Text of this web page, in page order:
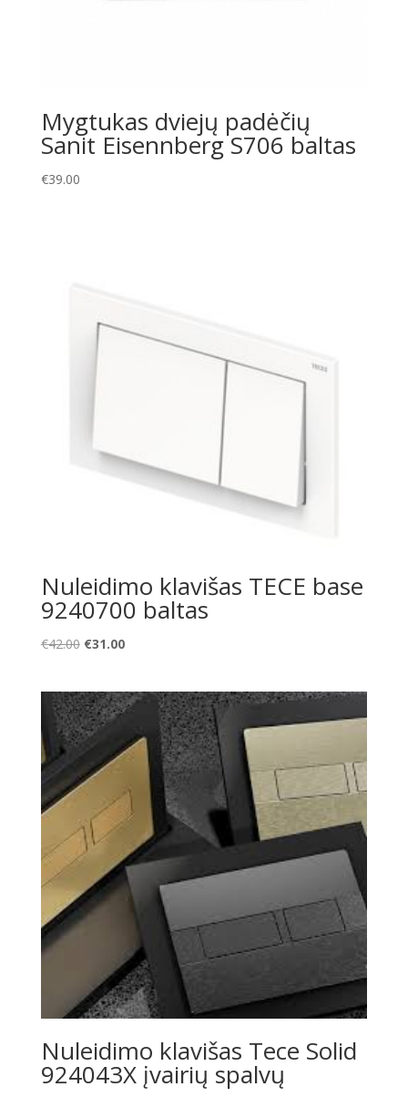
Mygtukas dviejų padėčių
Sanit Eisennberg S706 baltas
€39.00
Nuleidimo klavišas TECE base
9240700 baltas
€42.00 Original
€42.00.
€31.00Current
€31.00.
Nuleidimo klavišas Tece Solid
924043X įvairių spalvų